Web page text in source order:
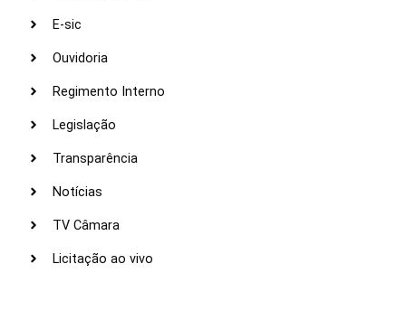
E-sic
Ouvidoria
Regimento Interno
Legislação
Transparência
Notícias
TV Câmara
Licitação ao vivo